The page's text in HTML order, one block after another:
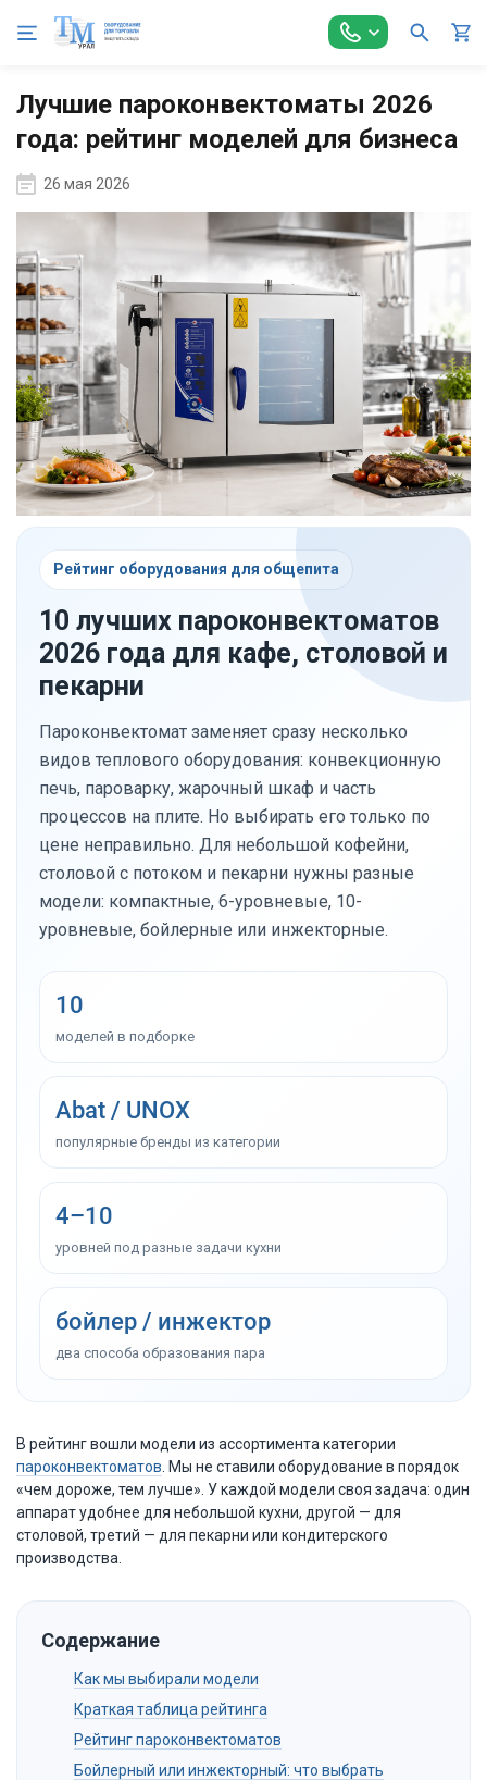
Главная Блог Лучшие пароконвектоматы 2026 года:
Лучшие пароконвектоматы 2026
года: рейтинг моделей для бизнеса
26 мая 2026
Рейтинг оборудования для общепита
10 лучших пароконвектоматов
2026 года для кафе, столовой и
пекарни
Пароконвектомат заменяет сразу несколько
видов теплового оборудования: конвекционную
печь, пароварку, жарочный шкаф и часть
процессов на плите. Но выбирать его только по
цене неправильно. Для небольшой кофейни,
столовой с потоком и пекарни нужны разные
модели: компактные, 6-уровневые, 10-
уровневые, бойлерные или инжекторные.
10
моделей в подборке
Abat / UNOX
популярные бренды из категории
4–10
уровней под разные задачи кухни
бойлер / инжектор
два способа образования пара
В рейтинг вошли модели из ассортимента категории
пароконвектоматов . Мы не ставили оборудование в порядок
«чем дороже, тем лучше». У каждой модели своя задача: один
аппарат удобнее для небольшой кухни, другой — для
столовой, третий — для пекарни или кондитерского
производства.
Содержание
Как мы выбирали модели
Краткая таблица рейтинга
Рейтинг пароконвектоматов
Бойлерный или инжекторный: что выбрать